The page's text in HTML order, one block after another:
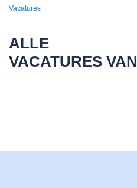
Vacatures
ALLE
VACATURES VAN